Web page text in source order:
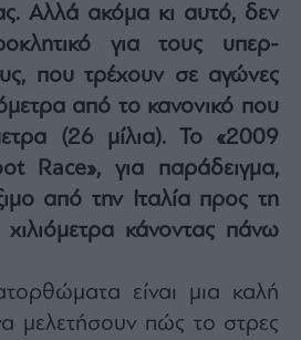
Αλλά ακόμα κι αυτό, δεν
για τους υπερ-
που τρέχουν σε αγώνες
από το κανονικό που
(26 μίλια). Το «2009
Race», για παράδειγμα,
από την Ιταλία προς τη
κάνοντας πάνω
είναι μια καλή
μελετήσουν πώς το στρες